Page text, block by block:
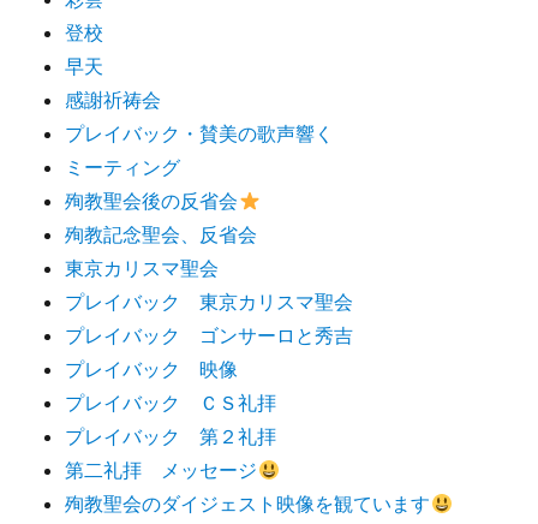
登校
早天
感謝祈祷会
プレイバック・賛美の歌声響く
ミーティング
殉教聖会後の反省会
殉教記念聖会、反省会
東京カリスマ聖会
プレイバック 東京カリスマ聖会
プレイバック ゴンサーロと秀吉
プレイバック 映像
プレイバック ＣＳ礼拝
プレイバック 第２礼拝
第二礼拝 メッセージ
殉教聖会のダイジェスト映像を観ています